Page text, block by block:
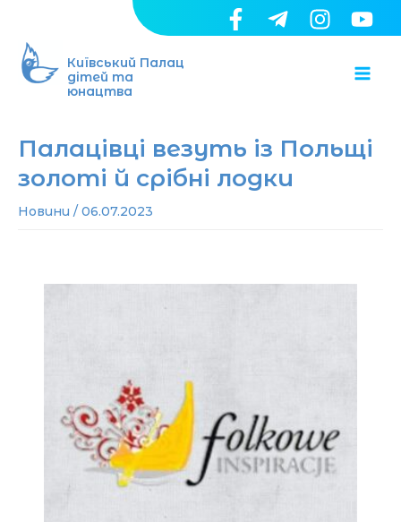
вмісту
Київський Палац
дітей та
юнацтва
Палацівці везуть із Польщі
золоті й срібні лодки
Новини / 06.07.2023